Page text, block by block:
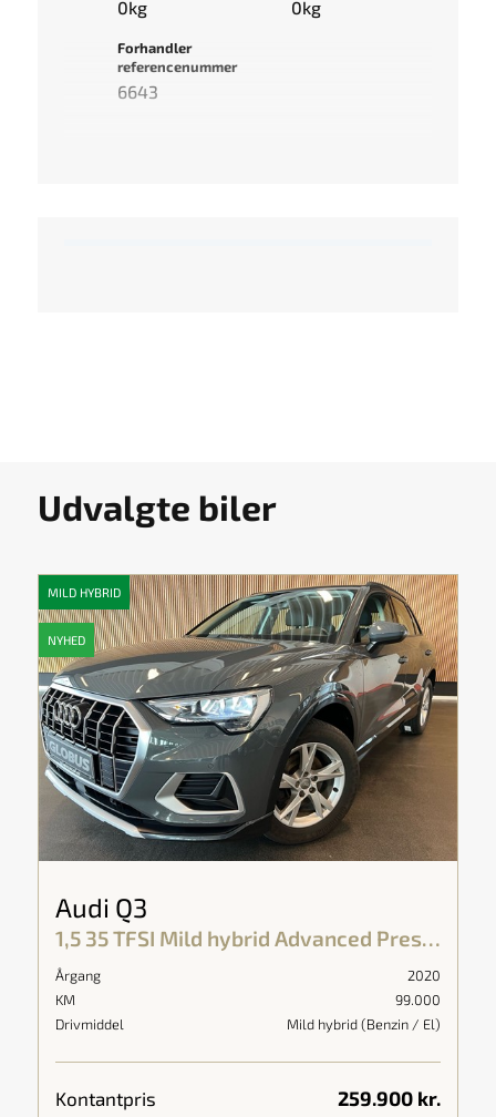
0kg 0kg
Forhandler
referencenummer
6643
Udvalgte biler
MILD HYBRID
NYHED
Audi Q3
1,5 35 TFSI Mild hybrid Advanced Prestige S Tronic 150HK 5d 7g Aut.
259.900 kr.
Kontantpris
2020
Årgang
99.000
KM
Mild hybrid (Benzin / El)
Drivmiddel